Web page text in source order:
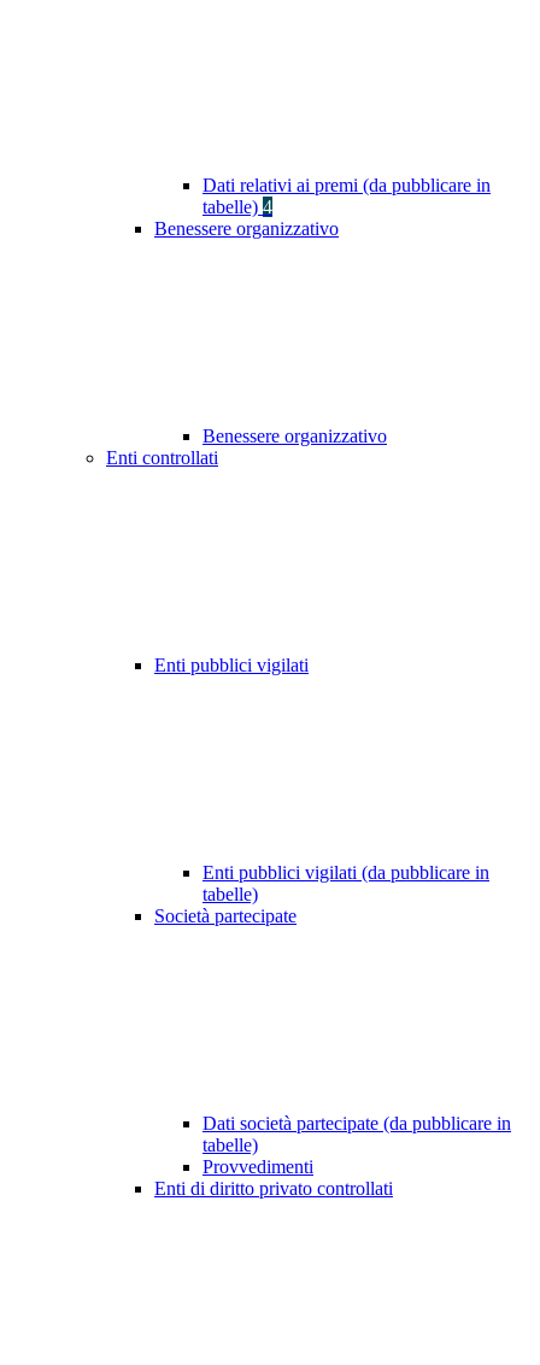
Dati relativi ai premi (da pubblicare in
tabelle) 4
Benessere organizzativo
Benessere organizzativo
Enti controllati
Enti pubblici vigilati
Enti pubblici vigilati (da pubblicare in
tabelle)
Società partecipate
Dati società partecipate (da pubblicare in
tabelle)
Provvedimenti
Enti di diritto privato controllati